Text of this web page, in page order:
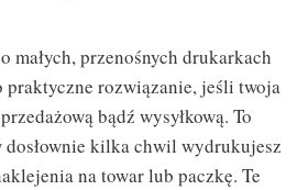
małych, przenośnych drukarkach
praktyczne rozwiązanie, jeśli twoja
bądź wysyłkową. To
dosłownie kilka chwil wydrukujesz
na towar lub paczkę. Te